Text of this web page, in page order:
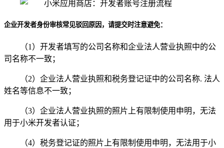
企业开发者身份审核常见驳回原因，请提交时注意避免：
（1）开发者填写的公司名称和企业法人营业执照中的公
司名称不一致；
（2）企业法人营业执照和税务登记证中的公司名称. 法人
姓名等信息不一致；
（3）企业法人营业执照的照片上有限制使用申明，无法
用于小米开发者认证；
（4）税务登记证的照片上有限制使用申明，无法用于小